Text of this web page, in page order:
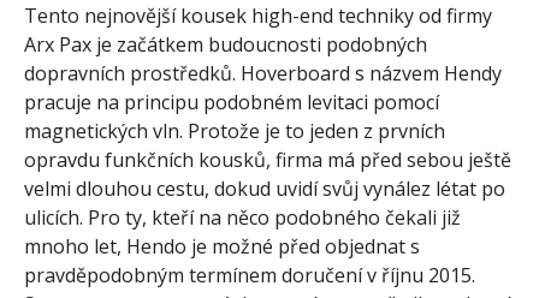
Tento nejnovější kousek high-end techniky od firmy
Arx Pax je začátkem budoucnosti podobných
dopravních prostředků. Hoverboard s názvem Hendy
pracuje na principu podobném levitaci pomocí
magnetických vln. Protože je to jeden z prvních
opravdu funkčních kousků, firma má před sebou ještě
velmi dlouhou cestu, dokud uvidí svůj vynález létat po
ulicích. Pro ty, kteří na něco podobného čekali již
mnoho let, Hendo je možné před objednat s
pravděpodobným termínem doručení v říjnu 2015.